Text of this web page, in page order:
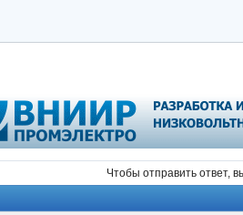
Чтобы отправить ответ,